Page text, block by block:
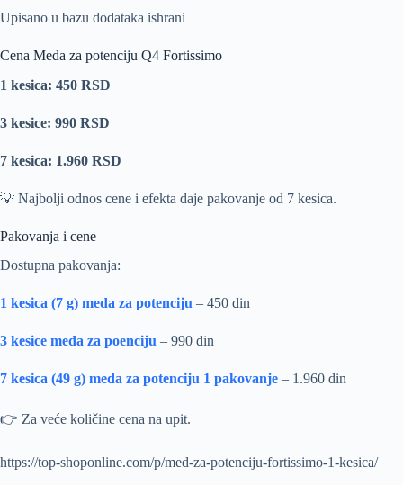
Upisano u bazu dodataka ishrani
Cena Meda za potenciju Q4 Fortissimo
1 kesica: 450 RSD
3 kesice: 990 RSD
7 kesica: 1.960 RSD
💡 Najbolji odnos cene i efekta daje pakovanje od 7 kesica.
Pakovanja i cene
Dostupna pakovanja:
1 kesica (7 g) meda za potenciju – 450 din
3 kesice meda za poenciju – 990 din
7 kesica (49 g) meda za potenciju 1 pakovanje – 1.960 din
👉 Za veće količine cena na upit.
https://top-shoponline.com/p/med-za-potenciju-fortissimo-1-kesica/